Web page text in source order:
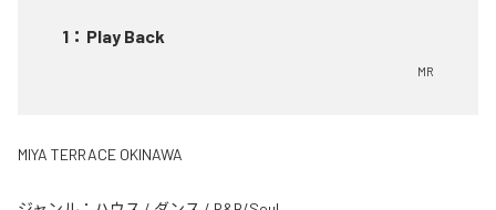
1 ： Play Back
MR
MIYA TERRACE OKINAWA